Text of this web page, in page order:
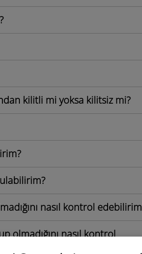
kilitli mi yoksa kilitsiz mi?
nasıl kontrol
olmadığını nasıl kontrol